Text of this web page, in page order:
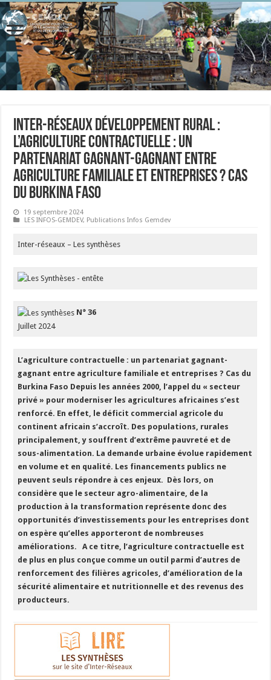
Inter-Réseaux Développement Rural :
L’agriculture contractuelle : un
partenariat gagnant-gagnant entre
agriculture familiale et entreprises ? Cas
du Burkina Faso
19 septembre 2024
LES INFOS-GEMDEV, Publications Infos Gemdev
Inter-réseaux – Les synthèses
N° 36
Juillet 2024
L’agriculture contractuelle : un partenariat gagnant-
gagnant entre agriculture familiale et entreprises ? Cas du
Burkina Faso Depuis les années 2000, l’appel du « secteur
privé » pour moderniser les agricultures africaines s’est
renforcé. En effet, le déficit commercial agricole du
continent africain s’accroît. Des populations, rurales
principalement, y souffrent d’extrême pauvreté et de
sous-alimentation. La demande urbaine évolue rapidement
en volume et en qualité. Les financements publics ne
peuvent seuls répondre à ces enjeux. Dès lors, on
considère que le secteur agro-alimentaire, de la
production à la transformation représente donc des
opportunités d’investissements pour les entreprises dont
on espère qu’elles apporteront de nombreuses
améliorations.
A ce titre, l’agriculture contractuelle est
de plus en plus conçue comme un outil parmi d’autres de
renforcement des filières agricoles, d’amélioration de la
sécurité alimentaire et nutritionnelle et des revenus des
producteurs.